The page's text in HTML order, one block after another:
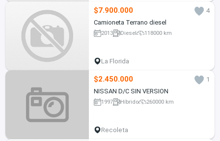
$7.900.000
4
Camioneta Terrano diesel
2013 Diesel 118000 km
La Florida
$2.450.000
1
NISSAN D/C SIN VERSION
1997 Híbrido 260000 km
Recoleta